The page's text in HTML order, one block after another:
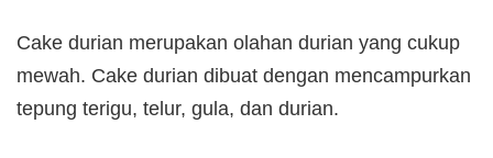
Cake durian merupakan olahan durian yang cukup
mewah. Cake durian dibuat dengan mencampurkan
tepung terigu, telur, gula, dan durian.